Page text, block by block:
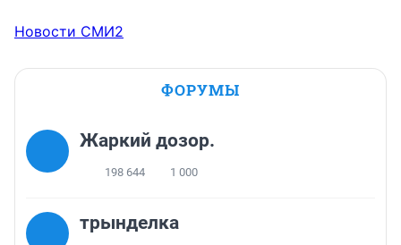
Новости СМИ2
ФОРУМЫ
Жаркий дозор.
198 644 1 000
трынделка